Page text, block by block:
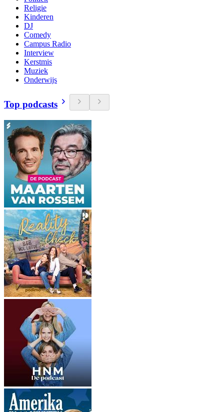
Religie
Kinderen
DJ
Comedy
Campus Radio
Interview
Kerstmis
Muziek
Onderwijs
Top podcasts